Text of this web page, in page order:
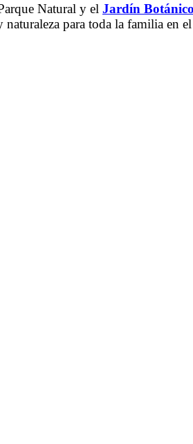
Natural y el Jardín
para toda la familia en